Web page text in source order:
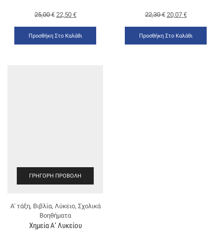
25,00€ 22,50 €
Προσθήκη Στο Καλάθι
22,30€ 20,07 €
Προσθήκη Στο Καλάθι
ΓΡΉΓΟΡΗ ΠΡΟΒΟΛΉ
Α' τάξη, Βιβλία, Λύκειο, Σχολικά
Βοηθήματα
Χημεία Α’ Λυκείου